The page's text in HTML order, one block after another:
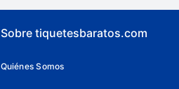
Sobre tiquetesbaratos.com
Quiénes Somos